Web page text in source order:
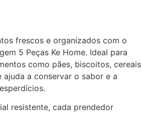
frescos e organizados com o
5 Peças Ke Home. Ideal para
como pães, biscoitos, cereais
a conservar o sabor e a
resistente, cada prendedor